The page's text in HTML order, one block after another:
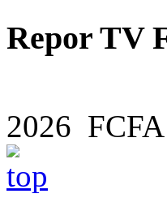
Repor TV
2026